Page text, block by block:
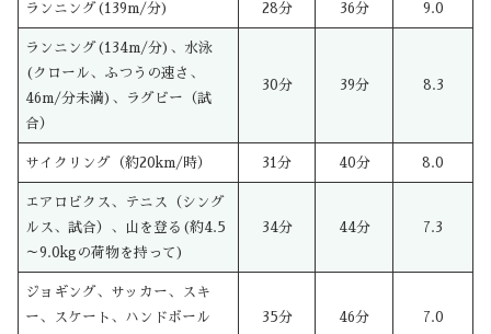
ランニング(139m/分) 28分 36分 9.0
ランニング(134m/分)、水泳
(クロール、ふつうの速さ、
46m/分未満)、ラグビー（試
合）
30分 39分 8.3
サイクリング（約20km/時） 31分 40分 8.0
エアロビクス、テニス（シング
ルス、試合）、山を登る(約4.5
～9.0kgの荷物を持って)
34分 44分 7.3
ジョギング、サッカー、スキ
ー、スケート、ハンドボール
35分 46分 7.0